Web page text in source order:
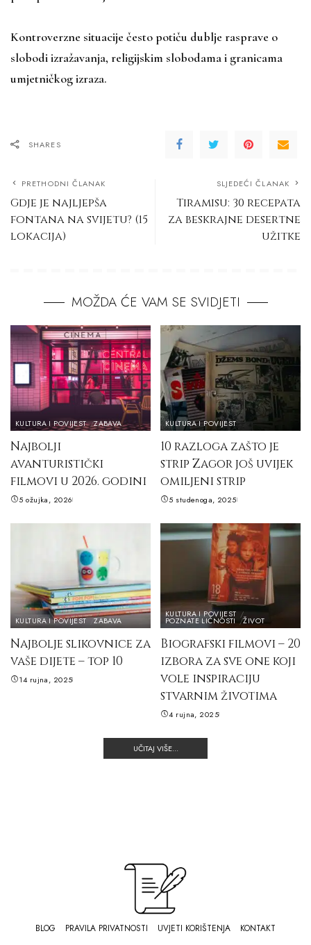
Kontroverzne situacije često potiču dublje rasprave o
slobodi izražavanja, religijskim slobodama i granicama
umjetničkog izraza.
SHARES
PRETHODNI ČLANAK
Gdje je najljepša
fontana na svijetu? (15
lokacija)
SLJEDEĆI ČLANAK
Tiramisu: 30 recepata
za beskrajne desertne
užitke
MOŽDA ĆE VAM SE SVIDJETI
KULTURA I POVIJEST ZABAVA
Najbolji
avanturistički
filmovi u 2026. godini
5 ožujka, 2026
KULTURA I POVIJEST
10 razloga zašto je
strip Zagor još uvijek
omiljeni strip
5 studenoga, 2025
KULTURA I POVIJEST ZABAVA
Najbolje slikovnice za
vaše dijete – top 10
14 rujna, 2025
KULTURA I POVIJEST
POZNATE LIČNOSTI ŽIVOT
Biografski filmovi – 20
izbora za sve one koji
vole inspiraciju
stvarnim životima
4 rujna, 2025
UČITAJ VIŠE...
BLOG PRAVILA PRIVATNOSTI UVJETI KORIŠTENJA KONTAKT